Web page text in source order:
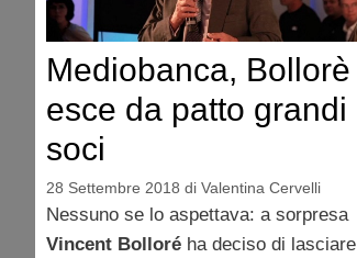
Mediobanca, Bollorè
esce da patto grandi
soci
28 Settembre 2018 di Valentina Cervelli
Nessuno se lo aspettava: a sorpresa
Vincent Bolloré ha deciso di lasciare